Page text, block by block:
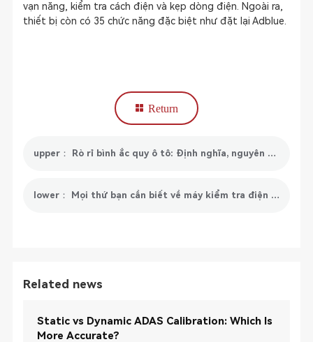
vạn năng, kiểm tra cách điện và kẹp dòng điện. Ngoài ra,
thiết bị còn có 35 chức năng đặc biệt như đặt lại Adblue.
Return
upper： Rò rỉ bình ắc quy ô tô: Định nghĩa, nguyên nhân và giải pháp
lower： Mọi thứ bạn cần biết về máy kiểm tra điện trở cách điện!
Related news
Static vs Dynamic ADAS Calibration: Which Is
More Accurate?